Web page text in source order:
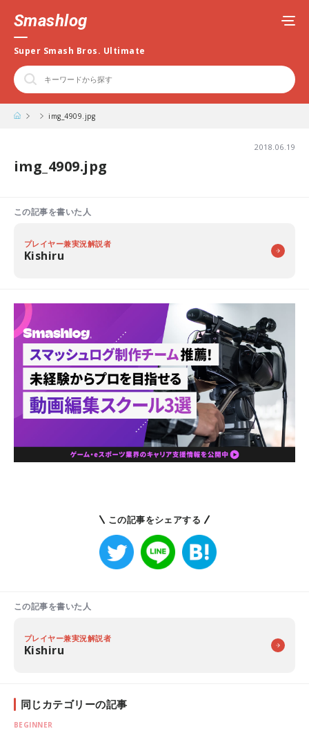
Smashlog
Super Smash Bros. Ultimate
img_4909.jpg
2018.06.19
img_4909.jpg
この記事を書いた人
プレイヤー兼実況解説者
Kishiru
この記事をシェアする
この記事を書いた人
プレイヤー兼実況解説者
Kishiru
同じカテゴリーの記事
BEGINNER